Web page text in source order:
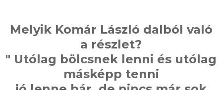
Melyik Komár László dalból való
a részlet?
" Utólag bölcsnek lenni és utólag
másképp tenni